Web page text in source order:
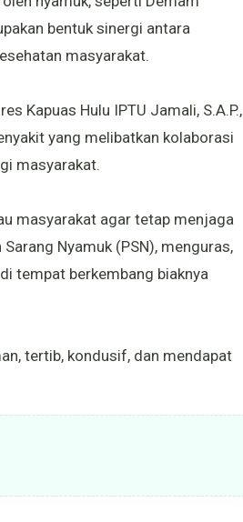
bentuk sinergi antara
masyarakat.
Kapuas Hulu IPTU Jamali, S.A.P.,
yang melibatkan kolaborasi
masyarakat.
masyarakat agar tetap menjaga
Nyamuk (PSN), menguras,
tempat berkembang biaknya
tertib, kondusif, dan mendapat